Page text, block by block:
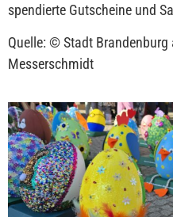
spendierte Gutscheine und
Quelle: © Stadt Brandenburg
Messerschmidt